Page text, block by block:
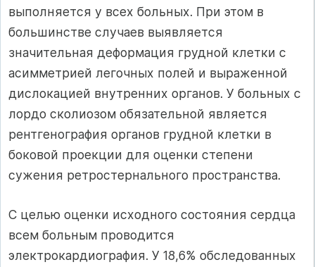
выполняется у всех больных. При этом в
большинстве случаев выявляется
значительная деформация грудной клетки с
асимметрией легочных полей и выраженной
дислокацией внутренних органов. У больных с
лордо сколиозом обязательной является
рентгенография органов грудной клетки в
боковой проекции для оценки степени
сужения ретростернального пространства.
С целью оценки исходного состояния сердца
всем больным проводится
электрокардиография. У 18,6% обследованных